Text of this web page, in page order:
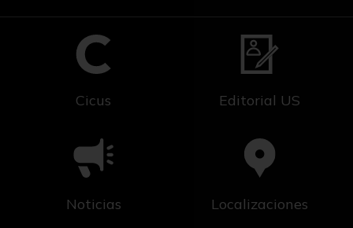
Cicus Editorial US
Noticias Localizaciones